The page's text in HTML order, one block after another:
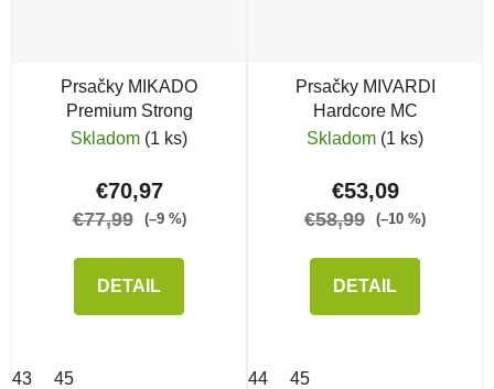
Prsačky MIKADO
Premium Strong
Skladom (1 ks)
€70,97
€77,99 (–9 %)
DETAIL
43 45
Prsačky MIVARDI
Hardcore MC
Skladom (1 ks)
€53,09
€58,99 (–10 %)
DETAIL
44 45